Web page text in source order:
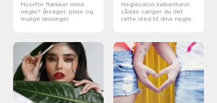
Hvorfor flækker mine
negle? årsager, pleje og
mulige løsninger
Neglesalon københavn
sådan vælger du det
rette sted til dine negle